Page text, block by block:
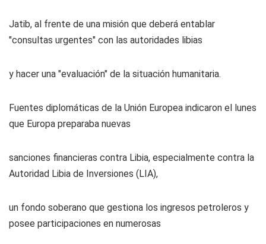
Jatib, al frente de una misión que deberá entablar
"consultas urgentes" con las autoridades libias
y hacer una "evaluación" de la situación humanitaria.
Fuentes diplomáticas de la Unión Europea indicaron el lunes
que Europa preparaba nuevas
sanciones financieras contra Libia, especialmente contra la
Autoridad Libia de Inversiones (LIA),
un fondo soberano que gestiona los ingresos petroleros y
posee participaciones en numerosas